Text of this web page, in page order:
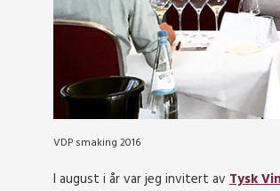
VDP smaking 2016
I august i år var jeg invitert av Tysk